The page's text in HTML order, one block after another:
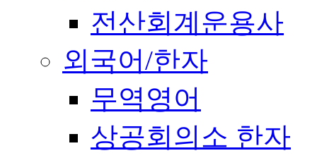
전산회계운용사
외국어/한자
무역영어
상공회의소 한자